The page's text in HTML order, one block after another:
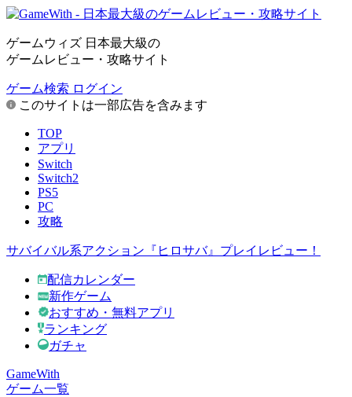
ゲームウィズ 日本最大級の
ゲームレビュー・攻略サイト
ゲーム検索 ログイン
このサイトは一部広告を含みます
TOP
アプリ
Switch
Switch2
PS5
PC
攻略
サバイバル系アクション『ヒロサバ』プレイレビュー！
配信カレンダー
新作ゲーム
おすすめ・無料アプリ
ランキング
ガチャ
GameWith
ゲーム一覧